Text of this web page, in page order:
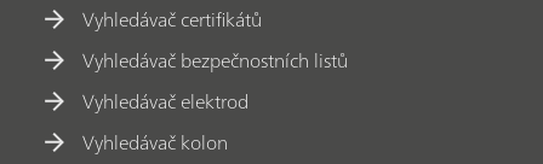
Vyhledávač certifikátů
Vyhledávač bezpečnostních listů
Vyhledávač elektrod
Vyhledávač kolon